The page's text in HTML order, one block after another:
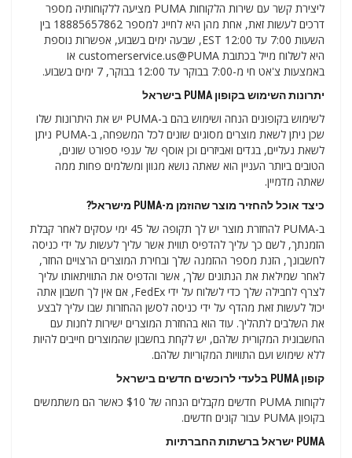
ליצירת קשר עם שירות הלקוחות PUMA מציעה ללקוחותיה מספר
דרכים לעשות זאת, אחת מהן היא לחייג למספר 18885657862 בין
השעות 7:00 עד 12:00 EST, שבעה ימים בשבוע, אפשרות נוספת
היא לשלוח מייל בכתובת customerservice.us@PUMA או
באמצעות צ'אט חי מ-7:00 בבוקר עד 12:00 בבוקר, 7 ימים בשבוע.
יתרונות השימוש בקופון PUMA בישראל
לשימוש בקופונים הנחה ושימוש בהם ב-PUMA יש את היתרונות שלו
שכן ניתן לשאת מוצרים מסוגים שונים לכל המשפחה, ב-PUMA ניתן
לשאת נעליים, בגדים ואביזרים וכן אוסף של ענפי ספורט שונים,
הטובים ביותר העניין הוא שאתה נושא מגוון ומשלמים פחות ממה
שאתה מדמיין.
כיצד אוכל להחזיר מוצר שהוזמן מ-PUMA מישראל?
ב-PUMA להחזרת מוצר יש לך תקופה של 45 ימי עסקים לאחר קבלת
הזמנתך, לשם כך עליך להדפיס תווית אשר עליך לעשות על ידי כניסה
לחשבונך, הזנת מספר ההזמנה שלך ובחירת המוצרים הרצויים החזר,
לאחר שמילאת את הנתונים שלך, אשר והדפיס את התוויתאותו עליך
לצרף לחבילה שלך כדי לשלוח על ידי FedEx, אם אין לך חשבון אתה
יכול לעשות זאת מהדף על ידי כניסה לסשן ההחזרות שבו עליך לבצע
את השלבים לתהליך. עוד הוא בהחזרת המוצרים ישירות לחנות עם
החשבונית המקורית שלהם, יש לקחת בחשבון שהמוצרים חייבים להיות
ללא שימוש ועם התוויות המקוריות שלהם.
קופון PUMA בלעדי לרוכשים חדשים בישראל
לקוחות PUMA חדשים מקבלים הנחה של $10 כאשר הם משתמשים
בקופון PUMA עבור קונים חדשים.
PUMA ישראל ברשתות החברתיות